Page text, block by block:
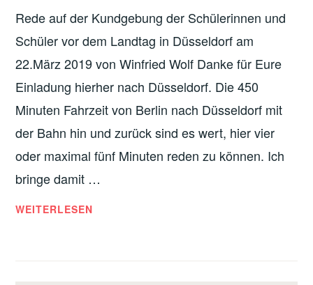
UNCATEGORIZED
Rede auf der Kundgebung der Schülerinnen und
Schüler vor dem Landtag in Düsseldorf am
22.März 2019 von Winfried Wolf Danke für Eure
Einladung hierher nach Düsseldorf. Die 450
Minuten Fahrzeit von Berlin nach Düsseldorf mit
der Bahn hin und zurück sind es wert, hier vier
oder maximal fünf Minuten reden zu können. Ich
bringe damit …
DIE
WEITERLESEN